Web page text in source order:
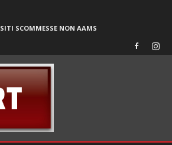
SITI SCOMMESSE NON AAMS